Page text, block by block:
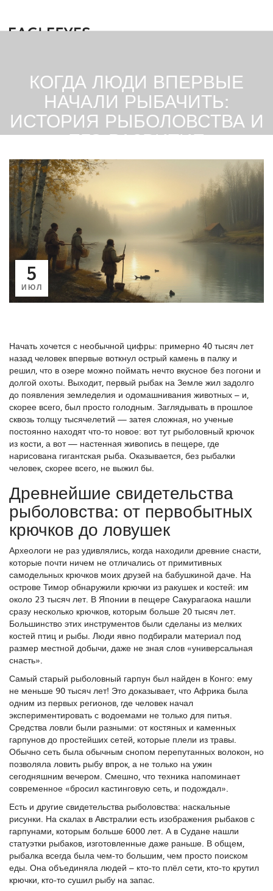
КОГДА ЛЮДИ ВПЕРВЫЕ
НАЧАЛИ РЫБАЧИТЬ:
ИСТОРИЯ РЫБОЛОВСТВА И
ЕГО РАЗВИТИЕ
5
ИЮЛ
Начать хочется с необычной цифры: примерно 40 тысяч лет
назад человек впервые воткнул острый камень в палку и
решил, что в озере можно поймать нечто вкусное без погони и
долгой охоты. Выходит, первый рыбак на Земле жил задолго
до появления земледелия и одомашнивания животных – и,
скорее всего, был просто голодным. Заглядывать в прошлое
сквозь толщу тысячелетий — затея сложная, но ученые
постоянно находят что-то новое: вот тут рыболовный крючок
из кости, а вот — настенная живопись в пещере, где
нарисована гигантская рыба. Оказывается, без рыбалки
человек, скорее всего, не выжил бы.
Древнейшие свидетельства
рыболовства: от первобытных
крючков до ловушек
Археологи не раз удивлялись, когда находили древние снасти,
которые почти ничем не отличались от примитивных
самодельных крючков моих друзей на бабушкиной даче. На
острове Тимор обнаружили крючки из ракушек и костей: им
около 23 тысяч лет. В Японии в пещере Сакурагаока нашли
сразу несколько крючков, которым больше 20 тысяч лет.
Большинство этих инструментов были сделаны из мелких
костей птиц и рыбы. Люди явно подбирали материал под
размер местной добычи, даже не зная слов «универсальная
снасть».
Самый старый рыболовный гарпун был найден в Конго: ему
не меньше 90 тысяч лет! Это доказывает, что Африка была
одним из первых регионов, где человек начал
экспериментировать с водоемами не только для питья.
Средства ловли были разными: от костяных и каменных
гарпунов до простейших сетей, которые плели из травы.
Обычно сеть была обычным снопом перепутанных волокон, но
позволяла ловить рыбу впрок, а не только на ужин
сегодняшним вечером. Смешно, что техника напоминает
современное «бросил кастинговую сеть, и подождал».
Есть и другие свидетельства рыболовства: наскальные
рисунки. На скалах в Австралии есть изображения рыбаков с
гарпунами, которым больше 6000 лет. А в Судане нашли
статуэтки рыбаков, изготовленные даже раньше. В общем,
рыбалка всегда была чем-то большим, чем просто поиском
еды. Она объединяла людей – кто-то плёл сети, кто-то крутил
крючки, кто-то сушил рыбу на запас.